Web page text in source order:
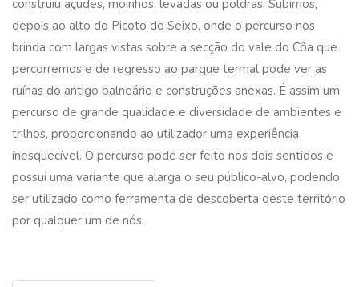
construiu açudes, moinhos, levadas ou poldras. Subimos,
depois ao alto do Picoto do Seixo, onde o percurso nos
brinda com largas vistas sobre a secção do vale do Côa que
percorremos e de regresso ao parque termal pode ver as
ruínas do antigo balneário e construções anexas. É assim um
percurso de grande qualidade e diversidade de ambientes e
trilhos, proporcionando ao utilizador uma experiência
inesquecível. O percurso pode ser feito nos dois sentidos e
possui uma variante que alarga o seu público-alvo, podendo
ser utilizado como ferramenta de descoberta deste território
por qualquer um de nós.